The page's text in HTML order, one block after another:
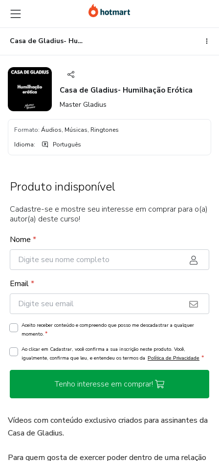
para
o
conteúdo
principal
para
o
pagamento
para
o
rodapé
Casa de Gladius- Humilhação Erótica
Casa de Gladius- Humilhação Erótica
Master Gladius
Formato: Áudios, Músicas, Ringtones
Idioma: Português
Produto indisponível
Cadastre-se e mostre seu interesse em comprar para o(a)
autor(a) deste curso!
Nome *
Email*
Aceito receber conteúdo e compreendo que posso me descadastrar a qualquer
momento. *
Ao clicar em Cadastrar, você confirma a sua inscrição neste produto. Você,
igualmente, confirma que leu, e entendeu os termos da Política de Privacidade *
Tenho interesse em comprar!
Vídeos com conteúdo exclusivo criados para assinantes da
Casa de Gladius.
Para quem gosta de exercer poder dentro de uma relação